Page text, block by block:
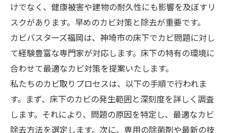
けでなく、健康被害や建物の耐久性にも影響を及ぼすリ
スクがあります。早めのカビ対策と除去が重要です。
カビバスターズ福岡は、神埼市の床下でカビ問題に対し
て経験豊富な専門家が対応します。床下の特有の環境に
合わせて最適なカビ対策を提案いたします。
私たちのカビ取りプロセスは、以下の手順で行われま
す。まず、床下のカビの発生範囲と深刻度を詳しく調査
します。それにより、問題の原因を特定し、最適なカビ
除去方法を選定します。次に、専用の除菌剤や最新の技